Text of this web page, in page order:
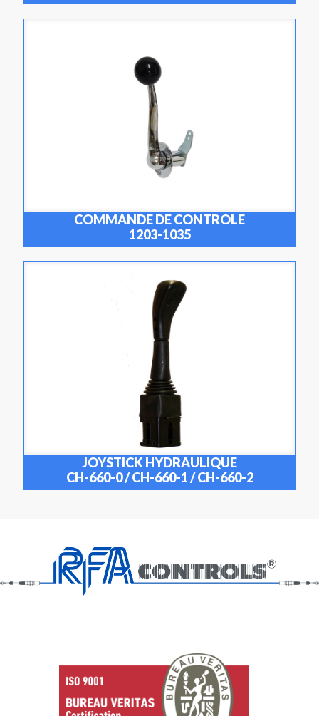
COMMANDE DE CONTROLE
1203-1035
JOYSTICK HYDRAULIQUE
CH-660-0 / CH-660-1 / CH-660-2